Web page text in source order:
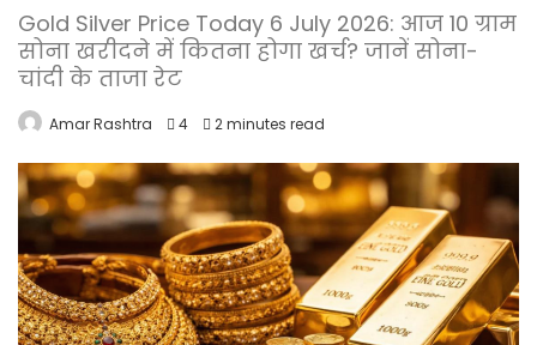
Gold Silver Price Today 6 July 2026: आज 10 ग्राम
सोना खरीदने में कितना होगा खर्च? जानें सोना-
चांदी के ताजा रेट
Amar Rashtra 4 2 minutes read